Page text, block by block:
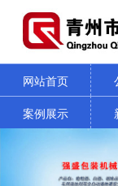
网站首页
案例展示